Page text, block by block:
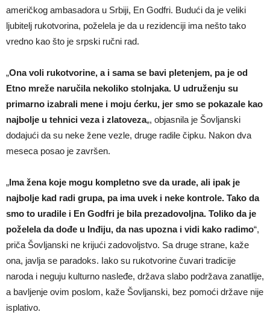
američkog ambasadora u Srbiji, En Godfri. Budući da je veliki
ljubitelj rukotvorina, poželela je da u rezidenciji ima nešto tako
vredno kao što je srpski ručni rad.
„Ona voli rukotvorine, a i sama se bavi pletenjem, pa je od
Etno mreže naručila nekoliko stolnjaka. U udruženju su
primarno izabrali mene i moju ćerku, jer smo se pokazale kao
najbolje u tehnici veza i zlatoveza„, objasnila je Šovljanski
dodajući da su neke žene vezle, druge radile čipku. Nakon dva
meseca posao je završen.
„Ima žena koje mogu kompletno sve da urade, ali ipak je
najbolje kad radi grupa, pa ima uvek i neke kontrole. Tako da
smo to uradile i En Godfri je bila prezadovoljna. Toliko da je
poželela da dođe u Inđiju, da nas upozna i vidi kako radimo“,
priča Šovljanski ne krijući zadovoljstvo. Sa druge strane, kaže
ona, javlja se paradoks. Iako su rukotvorine čuvari tradicije
naroda i neguju kulturno nasleđe, država slabo podržava zanatlije,
a bavljenje ovim poslom, kaže Šovljanski, bez pomoći države nije
isplativo.